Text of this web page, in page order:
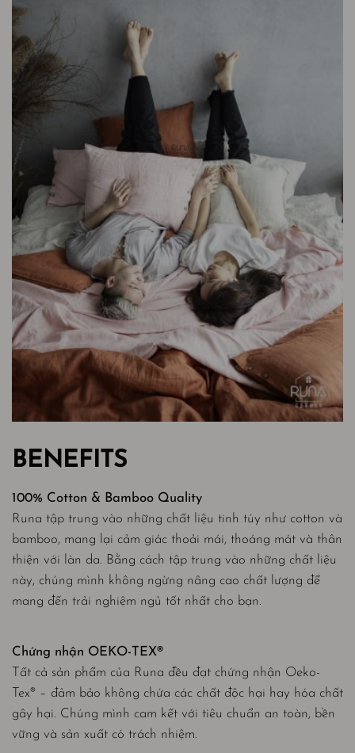
Không áp dụng nếu:
Sản phẩm đã qua sử dụng
Quá thời hạn 15 ngày
Không đúng sản phẩm ban đầu
🛒 Đặt Ngay Chăn ga Bamboo – Dịu êm từ thiên nhiên,
Chạm nhẹ vào giấc ngủ
BENEFITS
100% Cotton & Bamboo Quality
Runa tập trung vào những chất liệu tinh túy như cotton và
bamboo, mang lại cảm giác thoải mái, thoáng mát và thân
thiện với làn da. Bằng cách tập trung vào những chất liệu
này, chúng mình không ngừng nâng cao chất lượng để
mang đến trải nghiệm ngủ tốt nhất cho bạn.
Chứng nhận OEKO-TEX®
Tất cả sản phẩm của Runa đều đạt chứng nhận Oeko-
Tex® – đảm bảo không chứa các chất độc hại hay hóa chất
gây hại. Chúng mình cam kết với tiêu chuẩn an toàn, bền
vững và sản xuất có trách nhiệm.